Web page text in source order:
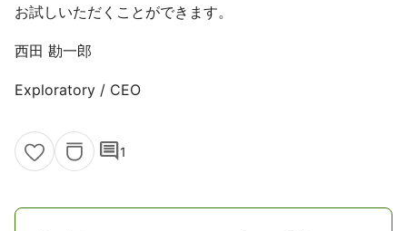
お試しいただくことができます。
西田 勘一郎
Exploratory / CEO
comment1